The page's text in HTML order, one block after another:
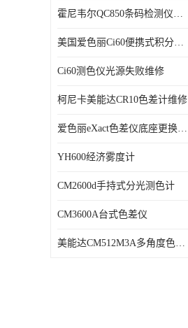
霍尼韦尔QC850条码检测仪维修
美国爱色丽Ci60便携式积分球分光光度仪
Ci60测色仪光源失败维修
柯尼卡美能达CR10色差计维修
爱色丽eXact色差仪底座更换维修
YH600经济雾度计
CM2600d手持式分光测色计
CM3600A台式色差仪
美能达CM512M3A多角度色差仪维修